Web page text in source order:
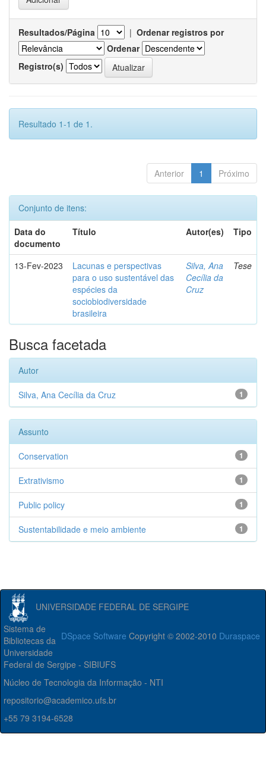
Resultados/Página | Ordenar registros por
Ordenar
Registro(s)
Resultado 1-1 de 1.
Anterior 1 Próximo
Conjunto de itens:
Data do
documento
Título Autor(es) Tipo
13-Fev-2023
Lacunas e perspectivas
para o uso sustentável das
espécies da
sociobiodiversidade
brasileira
Silva, Ana
Cecília da
Cruz
Tese
Busca facetada
Autor
1
Silva, Ana Cecília da Cruz
Assunto
1
Conservation
1
Extrativismo
1
Public policy
1
Sustentabilidade e meio ambiente
UNIVERSIDADE FEDERAL DE SERGIPE
DSpace Software Copyright © 2002-2010 Duraspace
Sistema de
Bibliotecas da
Universidade
Federal de Sergipe - SIBIUFS
Núcleo de Tecnologia da Informação - NTI
repositorio@academico.ufs.br
+55 79 3194-6528